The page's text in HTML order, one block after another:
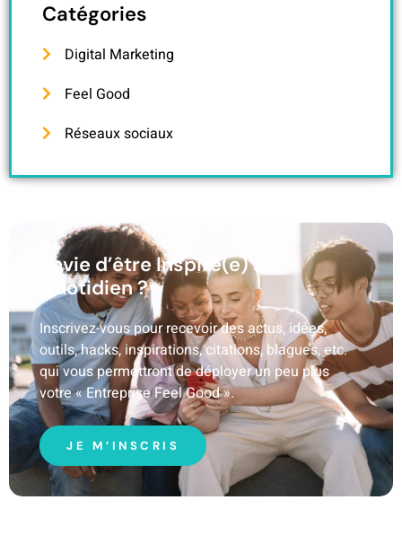
Catégories
Digital Marketing
Feel Good
Réseaux sociaux
Envie d’être Inspiré(e) au
Quotidien ?
Inscrivez-vous pour recevoir des actus, idées,
outils, hacks, inspirations, citations, blagues, etc.
qui vous permettront de déployer un peu plus
votre « Entreprise Feel Good ».
JE M’INSCRIS